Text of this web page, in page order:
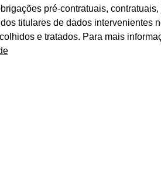
pré-contratuais,
titulares de dados intervenientes
e tratados. Para mais